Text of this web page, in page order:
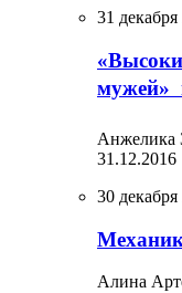
31
мужей»
Анжелика
31.12.2016
30
Алина